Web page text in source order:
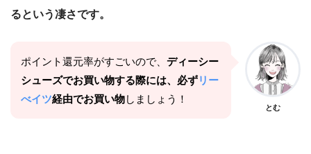
るという凄さです。
ポイント還元率がすごいので、 ディーシー
シューズでお買い物する際には、必ずリー
べイツ経由でお買い物しましょう！
とむ